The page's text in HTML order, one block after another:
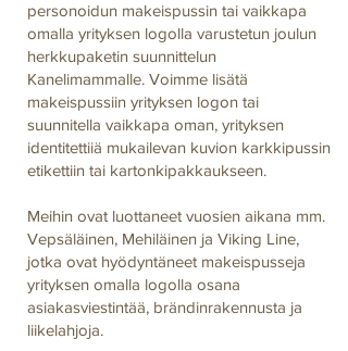
personoidun makeispussin tai vaikkapa
omalla yrityksen logolla varustetun joulun
herkkupaketin suunnittelun
Kanelimammalle. Voimme lisätä
makeispussiin yrityksen logon tai
suunnitella vaikkapa oman, yrityksen
identitettiiä mukailevan kuvion karkkipussin
etikettiin tai kartonkipakkaukseen.
Meihin ovat luottaneet vuosien aikana mm.
Vepsäläinen, Mehiläinen ja Viking Line,
jotka ovat hyödyntäneet makeispusseja
yrityksen omalla logolla osana
asiakasviestintää, brändinrakennusta ja
liikelahjoja.